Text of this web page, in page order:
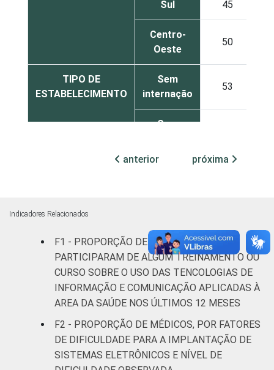
Sul 45
Centro-
Oeste
50
TIPO DE
ESTABELECIMENTO
Sem
internação
53
Com
(mais de
50 leitos)
FAIXA ETÁRIA
Até 35
anos
62
36 a 50
anos
55
51 anos ou
anterior próxima
Indicadores Relacionados
F1 - PROPORÇÃO DE MÉDICOS QUE
PARTICIPARAM DE ALGUM TREINAMENTO OU
CURSO SOBRE O USO DAS TENCOLOGIAS DE
INFORMAÇÃO E COMUNICAÇÃO APLICADAS À
AREA DA SAÚDE NOS ÚLTIMOS 12 MESES
F2 - PROPORÇÃO DE MÉDICOS, POR FATORES
DE DIFICULDADE PARA A IMPLANTAÇÃO DE
SISTEMAS ELETRÔNICOS E NÍVEL DE